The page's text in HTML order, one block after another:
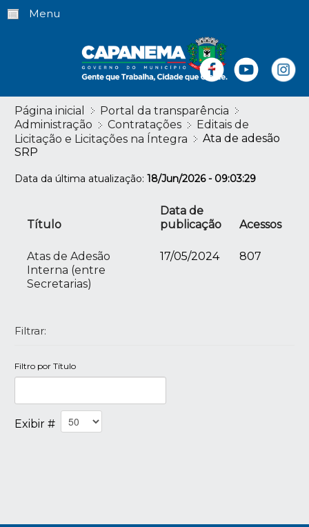
Menu
Página inicial
Portal da transparência
Administração
Contratações
Editais de
Licitação e Licitações na Íntegra
Ata de adesão
SRP
Data da última atualização:18/Jun/2026 - 09:03:29
Título
Data de
publicação
Acessos
Atas de Adesão
Interna (entre
Secretarias)
17/05/2024 807
Filtrar:
Filtro por Título
Exibir #